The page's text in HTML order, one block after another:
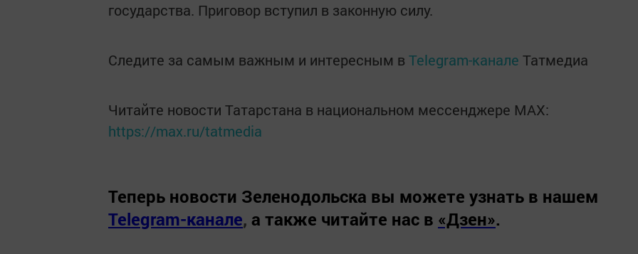
государства. Приговор вступил в законную силу.
Следите за самым важным и интересным в Telegram-канале Татмедиа
Читайте новости Татарстана в национальном мессенджере MАХ:
https://max.ru/tatmedia
Теперь новости Зеленодольска вы можете узнать в нашем
Telegram-канале, а также читайте нас в «Дзен».